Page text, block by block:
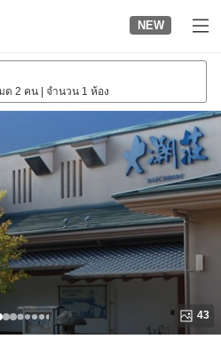
NEW
ด 2 คน จำนวน 1 ห้อง
43